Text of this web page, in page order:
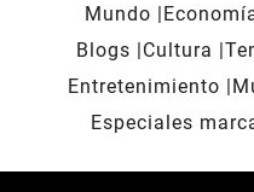
Mundo
Blogs
Cultura
Entretenimiento
Especiales